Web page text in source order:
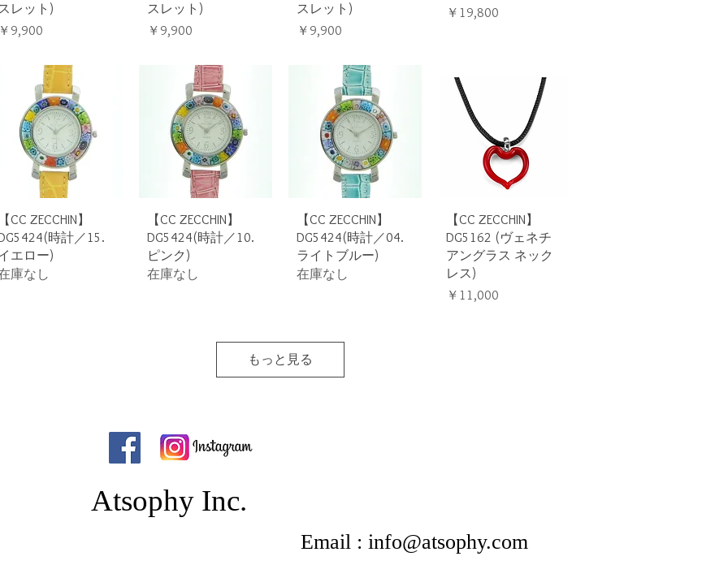
レット)
格
9,900
スレット)
価格
￥9,900
スレット)
価格
￥9,900
価格
￥19,800
クイックビュー
CC ZECCHIN】
時計／15.
エロー)
庫なし
クイックビュー
【CC ZECCHIN】
DG5424(時計／10.
ピンク)
在庫なし
クイックビュー
【CC ZECCHIN】
DG5424(時計／04.
ライトブルー)
在庫なし
クイックビュー
【CC ZECCHIN】
DG5162 (ヴェネチ
アングラス ネック
レス)
価格
￥11,000
もっと見る
Atsophy Inc.
Email : ​ info@atsophy.com